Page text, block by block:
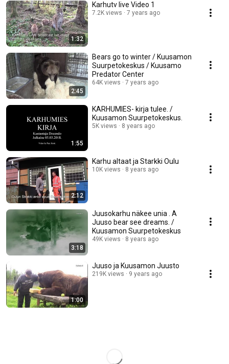
1:32
Karhutv live Video 1
7.2K views 7 years ago
2:45
Bears go to winter / Kuusamon
Suurpetokeskus / Kuusamo
Predator Center
64K views 7 years ago
1:55
KARHUMIES- kirja tulee. /
Kuusamon Suurpetokeskus.
5K views 8 years ago
2:12
Karhu altaat ja Starkki Oulu
10K views 8 years ago
3:18
Juusokarhu näkee unia . A
Juuso bear see dreams. /
Kuusamon Suurpetokeskus
49K views 8 years ago
1:00
Juuso ja Kuusamon Juusto
219K views 9 years ago